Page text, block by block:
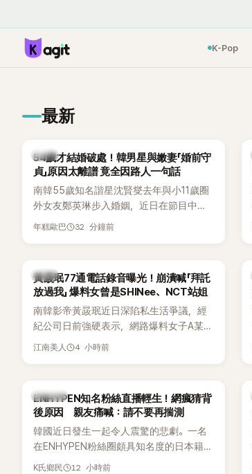
K-Pop
最新
韓星
54歲才結婚破處！韓男星與嫩妻「婚前守
貞」原因太離譜 竟全因路人一句話
南韓55歲知名諧星沈賢燮去年與小11歲圈
外女友鄭英琳步入婚姻，近日在節目中分
享與妻子的戀愛故事，笑稱兩人原本想享
前一直堅守「婚前守貞」的原因之一。
年糕歐巴 32 分鐘前
韓星
黃晸珉77通電話錄音曝光！崩潰喊「拜託
放過我」 爆料女曾是SHINee、NCT站姐
南韓影帝黃晸珉近日深陷私生活爭議，經
紀公司日前強硬表示，網路爆料女子A某涉
嫌長期跟蹤黃晸珉，已正式採取法律行
的單方面騷擾。如今，韓媒《Dispatch》再
曝光雙方77通電話的錄音內容，而A也首
度承認自己過去曾是SHINee、NCT等偶像
團體的「站姐」，事件持續延燒。
江南美人 4 小時前
K-POP
ENHYPEN知名粉絲直播輕生！網瘋猜背
後原因 親友痛喊：請不要再揣測
韓國近日發生一起令人震驚的悲劇。一名
在ENHYPEN粉絲圈頗具知名度的日本籍女
粉絲，日前在TikTok直播期間輕生，最終
K氏鄉民 12 小時前